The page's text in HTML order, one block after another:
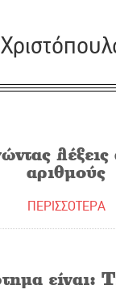
αριθμούς
ΠΕΡΙΣΣΟΤΕΡΑ
είναι: